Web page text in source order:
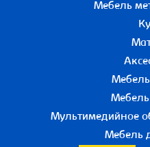
Мебель
Мебель
Мультимедийное
Мебель